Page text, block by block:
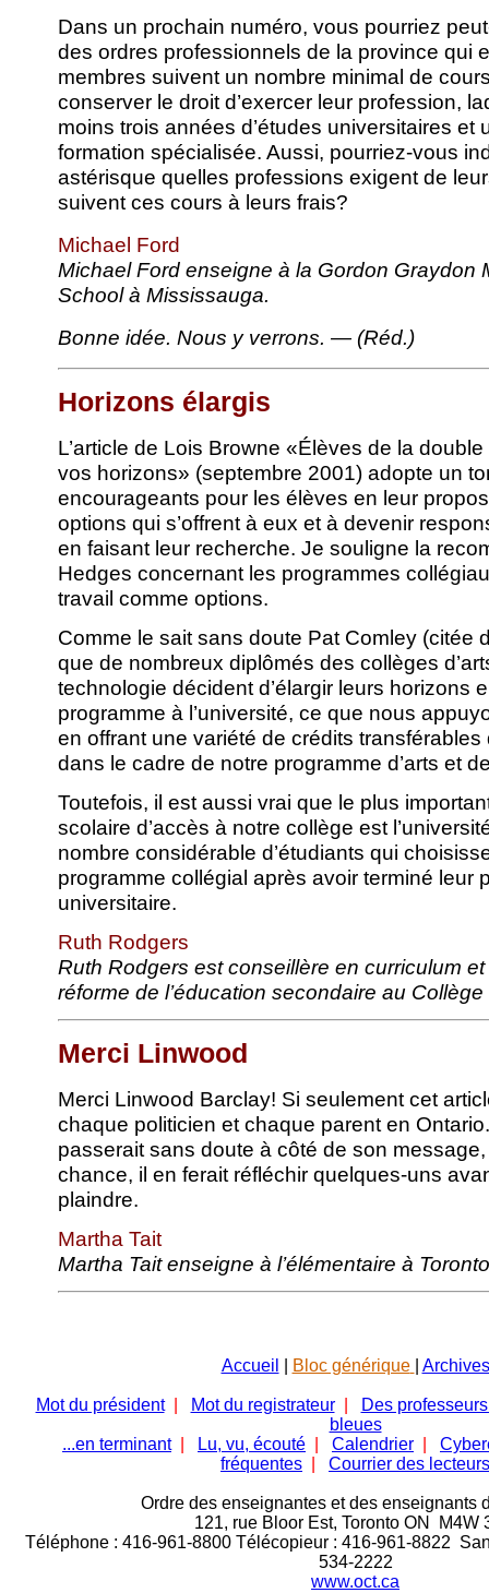
Dans un prochain numéro, vous pourriez
des ordres professionnels de la province qui
membres suivent un nombre minimal de
conserver le droit d’exercer leur profession,
moins trois années d’études universitaires et
formation spécialisée. Aussi, pourriez-vous
astérisque quelles professions exigent de
suivent ces cours à leurs frais?
Michael Ford
Michael Ford enseigne à la Gordon Graydon
School à Mississauga.
Bonne idée. Nous y verrons. — (Réd.)
Horizons élargis
L’article de Lois Browne «Élèves de la
vos horizons» (septembre 2001) adopte un
encourageants pour les élèves en leur
options qui s’offrent à eux et à devenir
en faisant leur recherche. Je souligne la
Hedges concernant les programmes
travail comme options.
Comme le sait sans doute Pat Comley (citée
que de nombreux diplômés des collèges
technologie décident d’élargir leurs horizons
programme à l’université, ce que nous
en offrant une variété de crédits
dans le cadre de notre programme d’arts et
Toutefois, il est aussi vrai que le plus
scolaire d’accès à notre collège est
nombre considérable d’étudiants qui
programme collégial après avoir terminé leur
universitaire.
Ruth Rodgers
Ruth Rodgers est conseillère en curriculum
réforme de l’éducation secondaire au
Merci Linwood
Merci Linwood Barclay! Si seulement cet
chaque politicien et chaque parent en
passerait sans doute à côté de son
chance, il en ferait réfléchir quelques-uns
plaindre.
Martha Tait
Martha Tait enseigne à l’élémentaire à
Accueil Bloc générique Archives
Mot du président Mot du registrateur
Des
bleues
...en terminant
Lu, vu, écouté Calendrier
fréquentes
Courrier des lecteurs
Ordre des enseignantes et des enseignants
121, rue Bloor Est, Toronto ON M4W
Téléphone : 416-961-8800 Télécopieur : 416-961-8822
534-2222
www.oct.ca